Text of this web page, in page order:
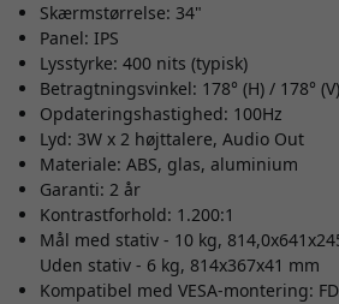
Skærmstørrelse: 34"
Panel: IPS
Lysstyrke: 400 nits (typisk)
Betragtningsvinkel: 178° (H) / 178° (V)
Opdateringshastighed: 100Hz
Lyd: 3W x 2 højttalere, Audio Out
Materiale: ABS, glas, aluminium
Garanti: 2 år
Kontrastforhold: 1.200:1
Mål med stativ - 10 kg,
Uden stativ - 6 kg, 814x367x41 mm
Kompatibel med VESA-montering: